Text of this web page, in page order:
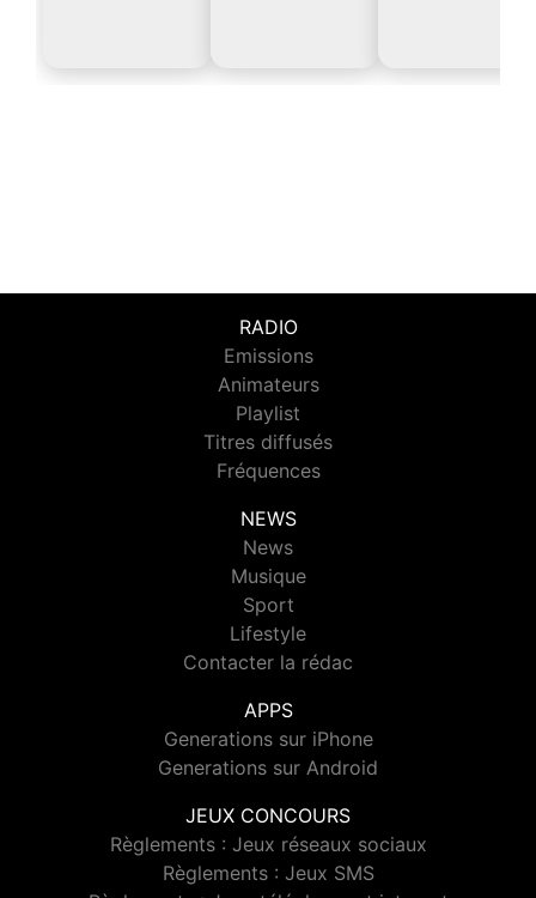
RADIO
Emissions
Animateurs
Playlist
Titres diffusés
Fréquences
NEWS
News
Musique
Sport
Lifestyle
Contacter la rédac
APPS
Generations sur iPhone
Generations sur Android
JEUX CONCOURS
Règlements : Jeux réseaux sociaux
Règlements : Jeux SMS